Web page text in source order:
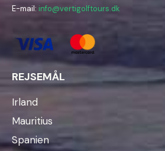
E-mail: info@vertigolftours.dk
REJSEMÅL
Irland
Mauritius
Spanien